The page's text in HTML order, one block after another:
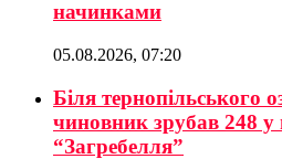
начинками
05.08.2026, 07:20
Біля тернопільського
чиновник зрубав 248 у
“Загребелля”